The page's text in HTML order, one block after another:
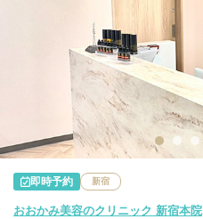
即時予約 新宿
おおかみ美容のクリニック 新宿本院